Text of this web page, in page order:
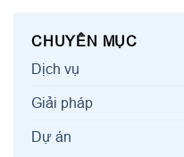
CHUYÊN MỤC
Dịch vụ
Giải pháp
Dự án